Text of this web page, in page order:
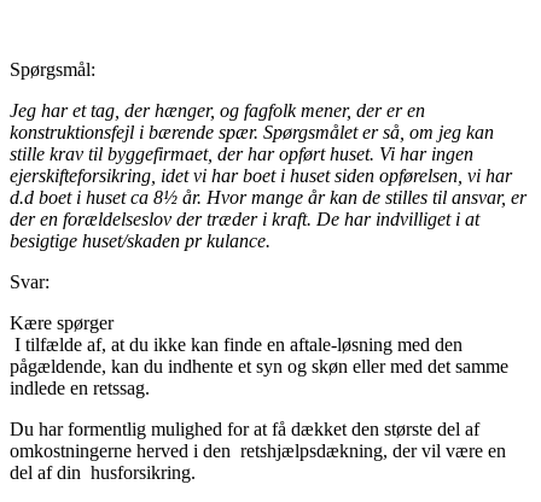
Spørgsmål:
Jeg har et tag, der hænger, og fagfolk mener, der er en
konstruktionsfejl i bærende spær. Spørgsmålet er så, om jeg kan
stille krav til byggefirmaet, der har opført huset. Vi har ingen
ejerskifteforsikring, idet vi har boet i huset siden opførelsen, vi har
d.d boet i huset ca 8½ år. Hvor mange år kan de stilles til ansvar, er
der en forældelseslov der træder i kraft. De har indvilliget i at
besigtige huset/skaden pr kulance.
Svar:
Kære spørger
I tilfælde af, at du ikke kan finde en aftale-løsning med den
pågældende, kan du indhente et syn og skøn eller med det samme
indlede en retssag.
Du har formentlig mulighed for at få dækket den største del af
omkostningerne herved i den retshjælpsdækning, der vil være en
del af din husforsikring.